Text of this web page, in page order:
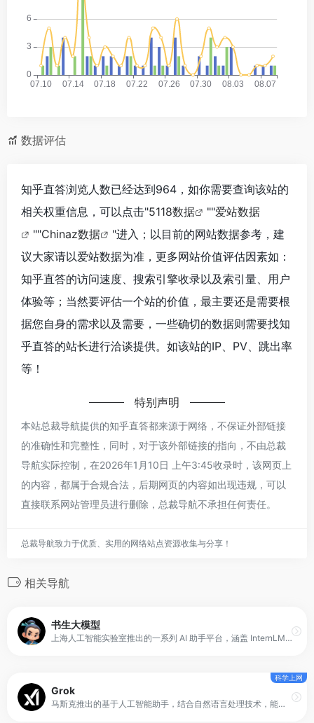
数据评估
知乎直答浏览人数已经达到964，如你需要查询该站的
相关权重信息，可以点击"5118数据 ""爱站数据
""Chinaz数据
"进入；以目前的网站数据参考，建
议大家请以爱站数据为准，更多网站价值评估因素如：
知乎直答的访问速度、搜索引擎收录以及索引量、用户
体验等；当然要评估一个站的价值，最主要还是需要根
据您自身的需求以及需要，一些确切的数据则需要找知
乎直答的站长进行洽谈提供。如该站的IP、PV、跳出率
等！
特别声明
本站总裁导航提供的知乎直答都来源于网络，不保证外部链接
的准确性和完整性，同时，对于该外部链接的指向，不由总裁
导航实际控制，在2026年1月10日 上午3:45收录时，该网页上
的内容，都属于合规合法，后期网页的内容如出现违规，可以
直接联系网站管理员进行删除，总裁导航不承担任何责任。
总裁导航致力于优质、实用的网络站点资源收集与分享！
相关导航
书生大模型
上海人工智能实验室推出的一系列 AI 助手平台，涵盖 InternLM 与 InternVL 等模型，定位于可响应人类指令、支持多模态输入与复杂任务处理的智能体。
科学上网
Grok
马斯克推出的基于人工智能助手，结合自然语言处理技术，能够理解用户请求并提供对应的解决方案或信息支持，并于其旗下的聊天软件X深度整合。